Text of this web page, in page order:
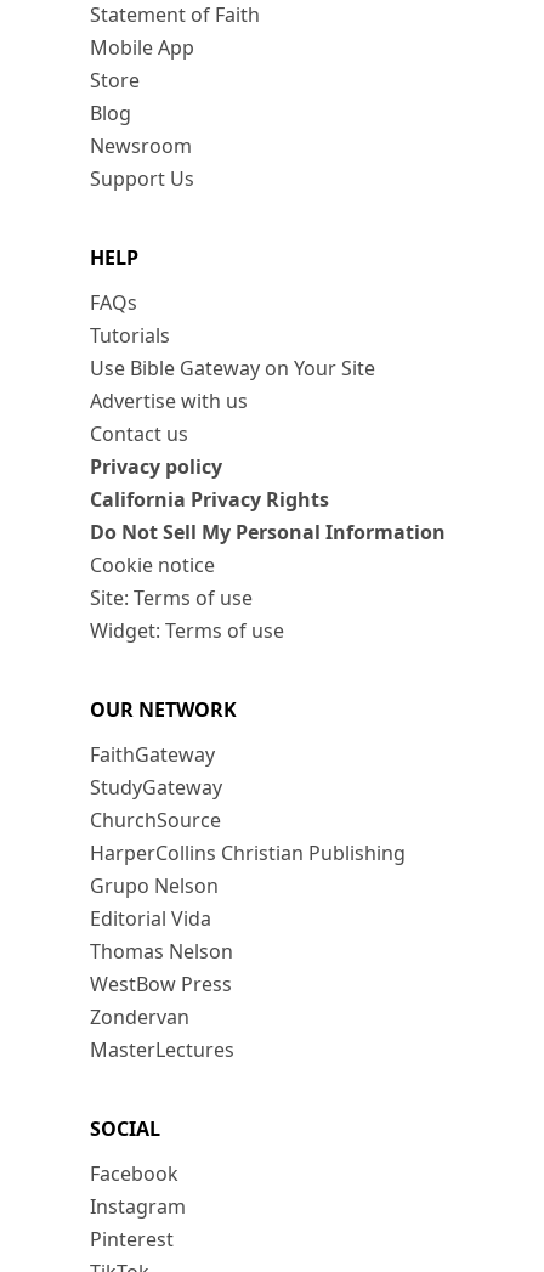
Statement of Faith
Mobile App
Store
Blog
Newsroom
Support Us
HELP
FAQs
Tutorials
Use Bible Gateway on Your Site
Advertise with us
Contact us
Privacy policy
California Privacy Rights
Do Not Sell My Personal Information
Cookie notice
Site: Terms of use
Widget: Terms of use
OUR NETWORK
FaithGateway
StudyGateway
ChurchSource
HarperCollins Christian Publishing
Grupo Nelson
Editorial Vida
Thomas Nelson
WestBow Press
Zondervan
MasterLectures
SOCIAL
Facebook
Instagram
Pinterest